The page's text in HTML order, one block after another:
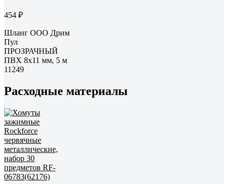
454 ₽
Шланг ООО Дрим
Пул
ПРОЗРАЧНЫЙ
ПВХ 8x11 мм, 5 м
11249
Расходные материалы